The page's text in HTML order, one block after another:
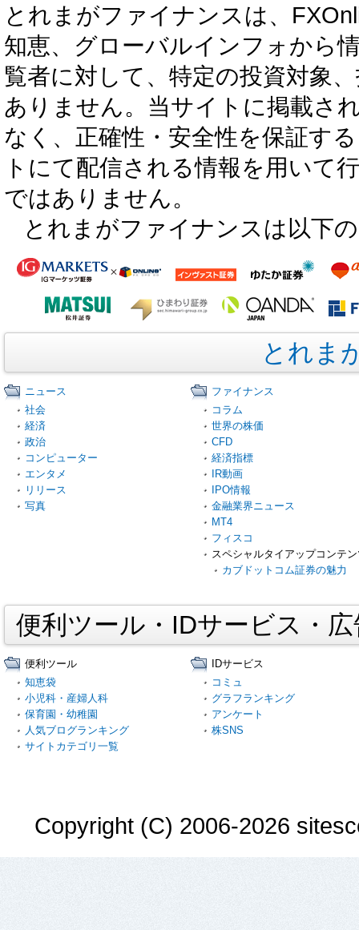
とれまがファイナンスは、
知恵、グローバルインフォから
覧者に対して、特定の投資対象
ありません。当サイトに掲載さ
なく、正確性・安全性を保証す
トにて配信される情報を用いて
ではありません。
とれまがファイナンスは以下
とれま
ニュース
社会
経済
政治
コンピューター
エンタメ
リリース
写真
ファイナンス
コラム
世界の株価
CFD
経済指標
IR動画
IPO情報
金融業界ニュース
MT4
フィスコ
スペシャルタイアップコンテ
カブドットコム証券の魅力
便利ツール・IDサービス・
便利ツール
知恵袋
小児科・産婦人科
保育園・幼稚園
人気ブログランキング
サイトカテゴリ一覧
IDサービス
コミュ
グラフランキング
アンケート
株SNS
Copyright (C) 2006-2026